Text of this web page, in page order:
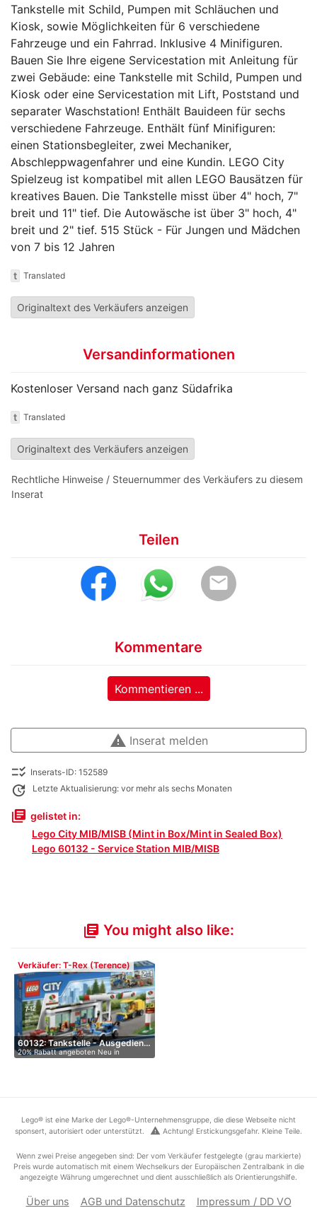
Tankstelle mit Schild, Pumpen mit Schläuchen und
Kiosk, sowie Möglichkeiten für 6 verschiedene
Fahrzeuge und ein Fahrrad. Inklusive 4 Minifiguren.
Bauen Sie Ihre eigene Servicestation mit Anleitung für
zwei Gebäude: eine Tankstelle mit Schild, Pumpen und
Kiosk oder eine Servicestation mit Lift, Poststand und
separater Waschstation! Enthält Bauideen für sechs
verschiedene Fahrzeuge. Enthält fünf Minifiguren:
einen Stationsbegleiter, zwei Mechaniker,
Abschleppwagenfahrer und eine Kundin. LEGO City
Spielzeug ist kompatibel mit allen LEGO Bausätzen für
kreatives Bauen. Die Tankstelle misst über 4" hoch, 7"
breit und 11" tief. Die Autowäsche ist über 3" hoch, 4"
breit und 2" tief. 515 Stück - Für Jungen und Mädchen
von 7 bis 12 Jahren
t Translated
Originaltext des Verkäufers anzeigen
Versandinformationen
Kostenloser Versand nach ganz Südafrika
t Translated
Originaltext des Verkäufers anzeigen
Rechtliche Hinweise / Steuernummer des Verkäufers zu diesem
Inserat
Teilen
email
Kommentare
Kommentieren ...
warning Inserat melden
checklist_rtl Inserats-ID: 152589
update Letzte Aktualisierung: vor mehr als sechs Monaten
library_books gelistet in:
Lego City MIB/MISB (Mint in Box/Mint in Sealed Box)
Lego 60132 - Service Station MIB/MISB
library_books You might also like:
Verkäufer: T-Rex (Terence)
60132: Tankstelle - Ausgedien…
20% Rabatt angeboten Neu in
versiege…
Lego® ist eine Marke der Lego®-Unternehmensgruppe, die diese Webseite nicht
sponsert, autorisiert oder unterstützt.
warning Achtung! Erstickungsgefahr. Kleine Teile.
Wenn zwei Preise angegeben sind: Der vom Verkäufer festgelegte (grau markierte)
Preis wurde automatisch mit einem Wechselkurs der Europäischen Zentralbank in die
angezeigte Währung umgerechnet und dient ausschließlich als Orientierungshilfe.
Über uns AGB und Datenschutz Impressum / DD VO